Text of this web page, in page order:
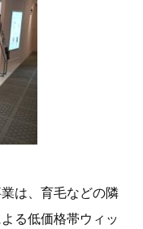
は、育毛などの隣
る低価格帯ウィッ